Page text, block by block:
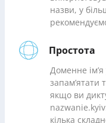
назви, у
Простота
Доменне
запам’ятати
якщо ви
кілька